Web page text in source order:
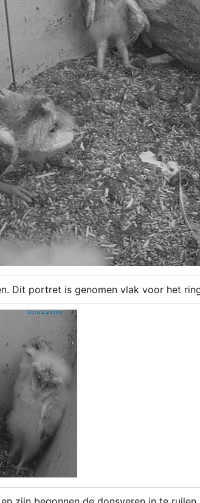
Dit portret is genomen vlak voor het